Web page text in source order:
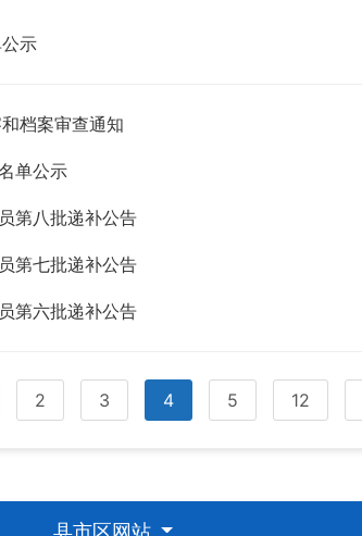
示
档案审查通知
单公示
第八批递补公告
第七批递补公告
第六批递补公告
2 3 4 5 12
县市区网站